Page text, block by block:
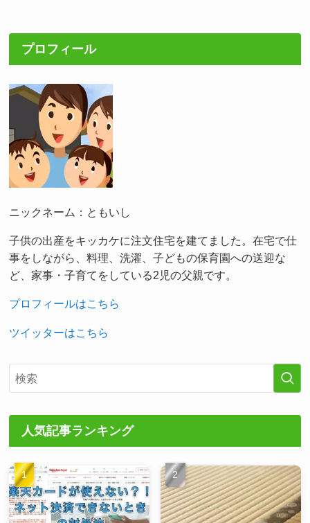
プロフィール
ニックネーム：ともいし
子供の出産をキッカケに注文住宅を建てました。在宅で仕
事をしながら、料理、洗濯、子どもの保育園への送迎な
ど、家事・子育てをしている2児の父親です。
プロフィールはこちら
ツイッターはこちら
人気記事ランキング